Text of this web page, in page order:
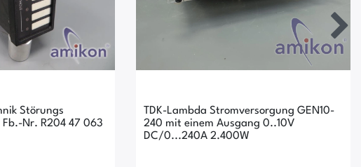
Störungs
Nr. R204 47 063
TDK-Lambda Stromversorgung GEN10-
240 mit einem Ausgang 0..10V
DC/0...240A 2.400W